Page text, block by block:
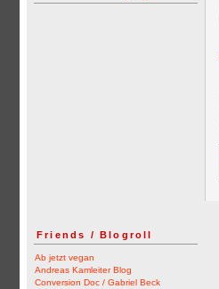
Friends / Blogroll
Ab jetzt vegan
Andreas Kamleiter Blog
Conversion Doc / Gabriel Beck